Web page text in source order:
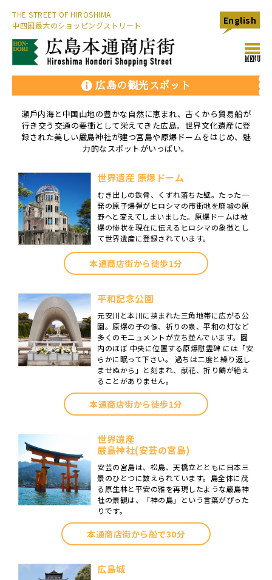
MENU
THE STREET OF HIROSHIMA
中四国最大のショッピングストリート
English
広島の観光スポット
瀬戶内海と中国山地の豊かな自然に恵まれ、古くから貿易船が
行き交う交通の要衝として栄えてきた広島。 世界文化遺産に登
録された美しい嚴島神社が建つ宮島や原爆ドームをはじめ、魅
力的なスポットがいっぱい。
世界遺産 原爆ドーム
むき出しの鉄骨、くずれ落ちた壁。たった一
発の原子爆弾がヒロシマの市街地を廃墟の原
野へと変えてしまいました。原爆ドームは被
爆の惨状を現在に伝えるヒロシマの象徴とし
て世界遺産に登録されています。
本通商店街から徒歩1分
平和記念公園
元安川と本川に挟まれた三角地帯に広がる公
園。原爆の子の像、祈りの泉、平和の灯など
多くのモニュメントが立ち並んでいます。園
内のほぼ 中央に位置する原爆慰霊碑 には「安
らかに眠って下さい。 過ちは二度と繰り返し
ませぬから」と刻まれ、献花、折り鶴が絶え
ることがありません。
本通商店街から徒歩1分
世界遺産
嚴島神社(安芸の宮島)
安芸の宮島は、松島、天橋立とともに日本三
景のひとつに数えられています。島全体に茂
る原生林と平安の雅を再現したような嚴島神
社の景観は、「神の島」という言葉がぴった
りです。
本通商店街から船で30分
広島城